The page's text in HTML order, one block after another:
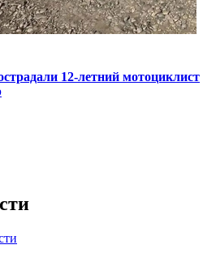
12-летний мотоциклист